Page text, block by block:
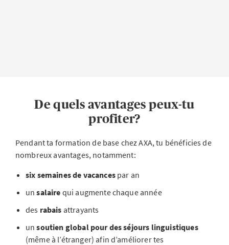
De quels avantages peux-tu
profiter?
Pendant ta formation de base chez AXA, tu bénéficies de
nombreux avantages, notamment:
six semaines de vacancespar an
unsalaire qui augmente chaque année
des rabais attrayants
unsoutien global pour des séjours linguistiques
(même à l’étranger) afin d’améliorer tes